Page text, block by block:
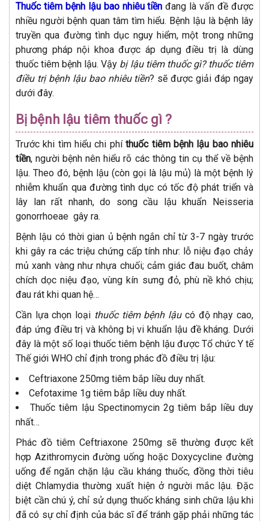
Thuốc tiêm bệnh lậu bao nhiêu tiền đang là vấn đề được
nhiều người bệnh quan tâm tìm hiểu. Bệnh lậu là bệnh lây
truyền qua đường tình dục nguy hiểm, một trong những
phương pháp nội khoa được áp dụng điều trị là dùng
thuốc tiêm bệnh lậu. Vậy bị lậu tiêm thuốc gì? thuốc tiêm
điều trị bệnh lậu bao nhiêu tiền? sẽ được giải đáp ngay
dưới đây.
Bị bệnh lậu tiêm thuốc gì ?
Trước khi tìm hiểu chi phíthuốc tiêm bệnh lậu bao nhiêu
tiền, người bệnh nên hiểu rõ các thông tin cụ thể về bệnh
lậu. Theo đó, bệnh lậu (còn gọi là lậu mủ) là một bệnh lý
nhiễm khuẩn qua đường tình dục có tốc độ phát triển và
lây lan rất nhanh, do song cầu lậu khuẩn Neisseria
gonorrhoeae gây ra.
Bệnh lậu có thời gian ủ bệnh ngắn chỉ từ 3-7 ngày trước
khi gây ra các triệu chứng cấp tính như: lỗ niệu đạo chảy
mủ xanh vàng như nhựa chuối; cảm giác đau buốt, châm
chích dọc niệu đạo, vùng kín sưng đỏ, phù nề khó chịu;
đau rát khi quan hệ…
Cần lựa chọn loại thuốc tiêm bệnh lậucó độ nhạy cao,
đáp ứng điều trị và không bị vi khuẩn lậu đề kháng. Dưới
đây là một số loại thuốc tiêm bệnh lậu được Tổ chức Y tế
Thế giới WHO chỉ định trong phác đồ điều trị lậu:
Ceftriaxone 250mg tiêm bắp liều duy nhất.
Cefotaxime 1g tiêm bắp liều duy nhất.
Thuốc tiêm lậu Spectinomycin 2g tiêm bắp liều duy
nhất…
Phác đồ tiêm Ceftriaxone 250mg sẽ thường được kết
hợp Azithromycin đường uống hoặc Doxycycline đường
uống để ngăn chặn lậu cầu kháng thuốc, đồng thời tiêu
diệt Chlamydia thường xuất hiện ở người mắc lậu. Đặc
biệt cần chú ý, chỉ sử dụng thuốc kháng sinh chữa lậu khi
đã có sự chỉ định của bác sĩ để tránh gặp phải những tác